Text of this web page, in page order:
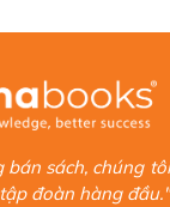
bán sách, chúng
đoàn hàng đầu."